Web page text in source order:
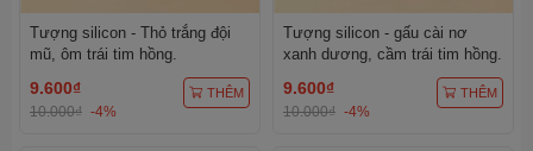
Tượng silicon - Thỏ trắng đội
mũ, ôm trái tim hồng.
9.600₫
10.000₫ -4%
THÊM
Tượng silicon - gấu cài nơ
xanh dương, cầm trái tim hồng.
9.600₫
10.000₫ -4%
THÊM